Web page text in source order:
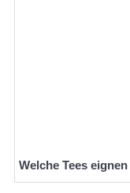
Welche Tees